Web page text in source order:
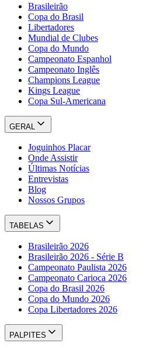
Brasileirão
Copa do Brasil
Libertadores
Mundial de Clubes
Copa do Mundo
Campeonato Espanhol
Campeonato Inglês
Champions League
Kings League
Copa Sul-Americana
GERAL
Joguinhos Placar
Onde Assistir
Últimas Notícias
Entrevistas
Blog
Nossos Grupos
TABELAS
Brasileirão 2026
Brasileirão 2026 - Série B
Campeonato Paulista 2026
Campeonato Carioca 2026
Copa do Brasil 2026
Copa do Mundo 2026
Copa Libertadores 2026
PALPITES